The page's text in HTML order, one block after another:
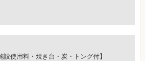
設使用料・焼き台・炭・トング付】